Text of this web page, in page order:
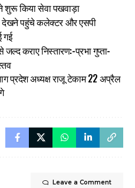
शुरू किया सेवा पखवाड़ा
देखने पहुंचे कलेक्टर और एसपी
गई
कराए निस्तारण:-प्रभा गुप्ता-
प्रदेश अध्यक्ष राजू टेकाम 22 अप्रैल
Leave a Comment